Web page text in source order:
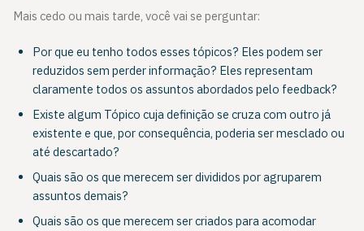
Mais cedo ou mais tarde, você vai se perguntar:
Por que eu tenho todos esses tópicos? Eles podem ser
reduzidos sem perder informação? Eles representam
claramente todos os assuntos abordados pelo feedback?
Existe algum Tópico cuja definição se cruza com outro já
existente e que, por consequência, poderia ser mesclado ou
até descartado?
Quais são os que merecem ser divididos por agruparem
assuntos demais?
Quais são os que merecem ser criados para acomodar